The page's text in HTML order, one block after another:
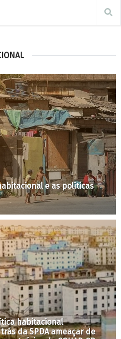
e as políticas
habitacional
da SPDA ameaçar de